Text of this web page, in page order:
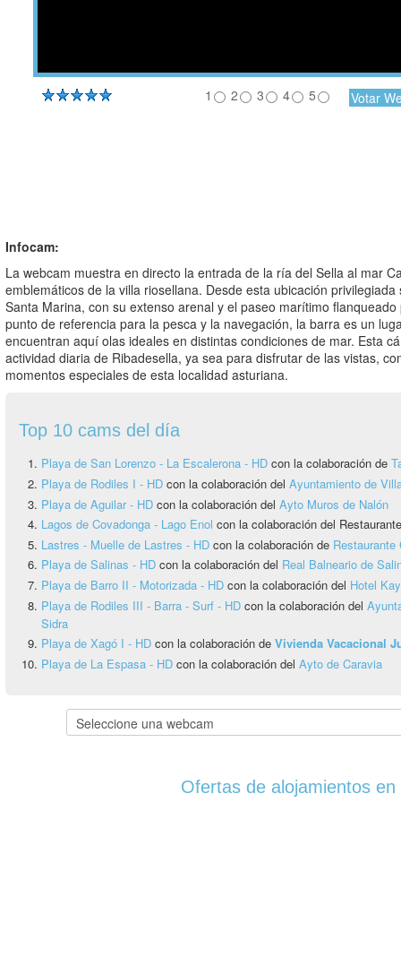
1 2 3 4 5
Infocam:
La webcam muestra en directo la entrada de la ría del Sella al mar
emblemáticos de la villa riosellana. Desde esta ubicación
Santa Marina, con su extenso arenal y el paseo marítimo
punto de referencia para la pesca y la navegación, la barra es un
encuentran aquí olas ideales en distintas condiciones de mar. Esta
actividad diaria de Ribadesella, ya sea para disfrutar de las vistas,
momentos especiales de esta localidad asturiana.
Top 10 cams del día
Playa de San Lorenzo - La Escalerona - HD con la colaboración de
Playa de Rodiles I - HD con la colaboración del Ayuntamiento de
Playa de Aguilar - HD con la colaboración del Ayto Muros de Nalón
Lagos de Covadonga - Lago Enol con la colaboración del
Lastres - Muelle de Lastres - HD con la colaboración de
Playa de Salinas - HD con la colaboración del Real Balneario de
Playa de Barro II - Motorizada - HD con la colaboración del Hotel
Playa de Rodiles III - Barra - Surf - HD con la colaboración del
Sidra
Playa de Xagó I - HD con la colaboración de Vivienda Vacacional
Playa de La Espasa - HD con la colaboración del Ayto de Caravia
Ofertas de alojamientos en